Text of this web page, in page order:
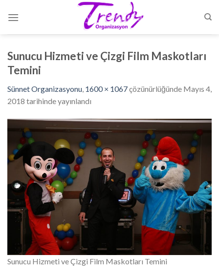
Sunucu Hizmeti ve Çizgi Film Maskotları
Temini
Sünnet Organizasyonu, 1600 × 1067çözünürlüğünde Mayıs 4,
2018 tarihinde yayınlandı
Sunucu Hizmeti ve Çizgi Film Maskotları Temini